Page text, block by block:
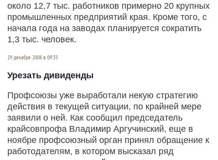
около 12,7 тыс. работников примерно 20 крупных
промышленных предприятий края. Кроме того, с
начала года на заводах планируется сократить
1,3 тыс. человек.
29 декабря 2008 в 09:35
Урезать дивиденды
Профсоюзы уже выработали некую стратегию
действия в текущей ситуации, по крайней мере
заявили о ней. Как сообщил председатель
крайсовпрофа Владимир Аргучинский, еще в
ноябре профсоюзный орган принял обращение к
работодателям, в котором высказал ряд